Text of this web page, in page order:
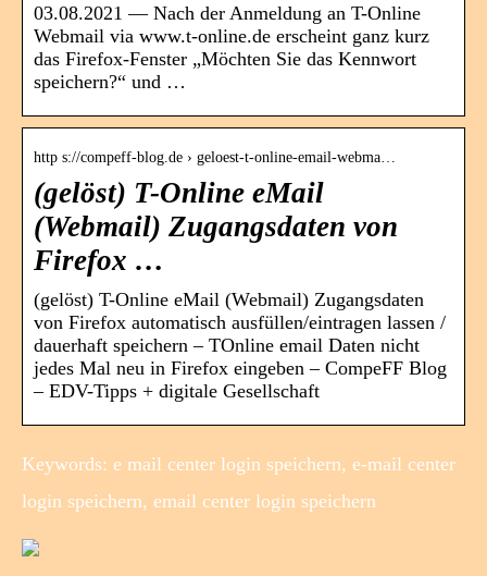
03.08.2021 — Nach der Anmeldung an T-Online
Webmail via www.t-online.de erscheint ganz kurz
das Firefox-Fenster „Möchten Sie das Kennwort
speichern?“ und …
http s://compeff-blog.de › geloest-t-online-email-webma…
(gelöst) T-Online eMail
(Webmail) Zugangsdaten von
Firefox …
(gelöst) T-Online eMail (Webmail) Zugangsdaten
von Firefox automatisch ausfüllen/eintragen lassen /
dauerhaft speichern – TOnline email Daten nicht
jedes Mal neu in Firefox eingeben – CompeFF Blog
– EDV-Tipps + digitale Gesellschaft
Keywords: e mail center login speichern, e-mail center
login speichern, email center login speichern